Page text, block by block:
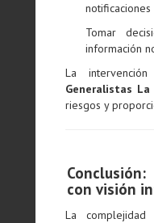
Tomar
información
La
Generalistas
riesgos y
con visión
La complejidad